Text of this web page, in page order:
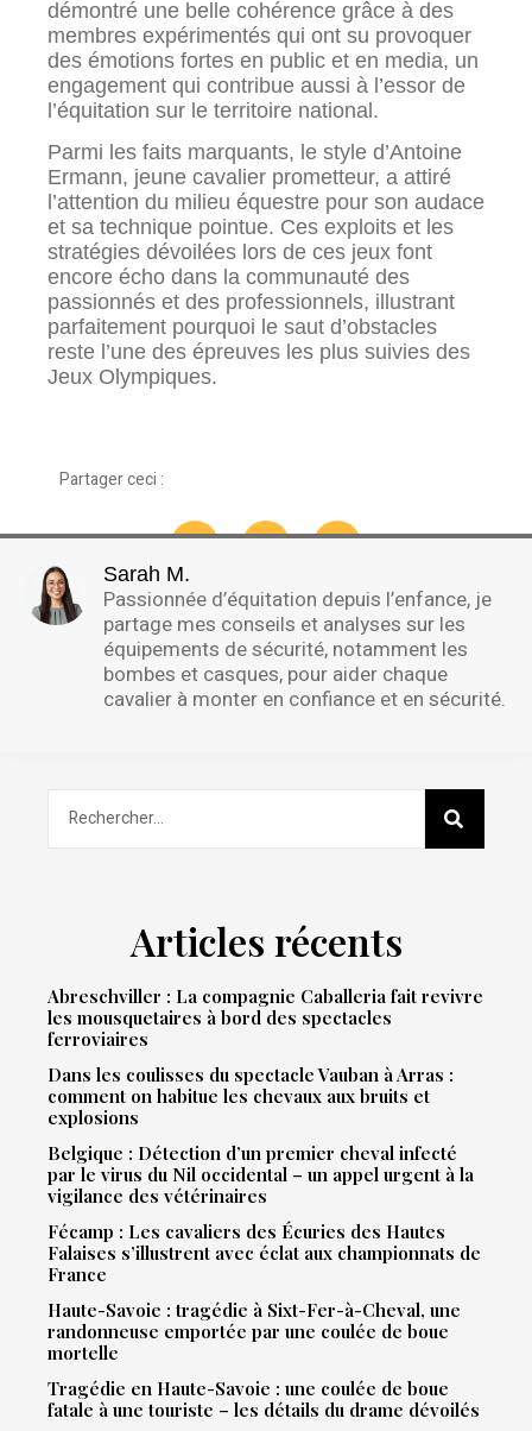
démontré une belle cohérence grâce à des
membres expérimentés qui ont su provoquer
des émotions fortes en public et en media, un
engagement qui contribue aussi à l’essor de
l’équitation sur le territoire national.
Parmi les faits marquants, le style d’Antoine
Ermann, jeune cavalier prometteur, a attiré
l’attention du milieu équestre pour son audace
et sa technique pointue. Ces exploits et les
stratégies dévoilées lors de ces jeux font
encore écho dans la communauté des
passionnés et des professionnels, illustrant
parfaitement pourquoi le saut d’obstacles
reste l’une des épreuves les plus suivies des
Jeux Olympiques.
Partager ceci :
Sarah M.
Passionnée d’équitation depuis l’enfance, je
partage mes conseils et analyses sur les
équipements de sécurité, notamment les
bombes et casques, pour aider chaque
cavalier à monter en confiance et en sécurité.
Articles récents
Abreschviller : La compagnie Caballeria fait revivre
les mousquetaires à bord des spectacles
ferroviaires
Dans les coulisses du spectacle Vauban à Arras :
comment on habitue les chevaux aux bruits et
explosions
Belgique : Détection d’un premier cheval infecté
par le virus du Nil occidental – un appel urgent à la
vigilance des vétérinaires
Fécamp : Les cavaliers des Écuries des Hautes
Falaises s’illustrent avec éclat aux championnats de
France
Haute-Savoie : tragédie à Sixt-Fer-à-Cheval, une
randonneuse emportée par une coulée de boue
mortelle
Tragédie en Haute-Savoie : une coulée de boue
fatale à une touriste – les détails du drame dévoilés